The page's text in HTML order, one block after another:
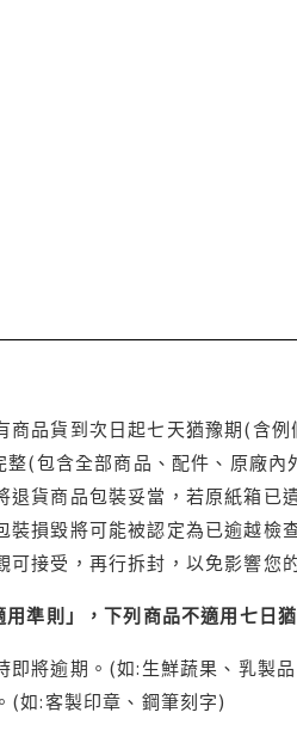
商品貨到次日起七天猶豫期(含
(包含全部商品、配件、原廠
退貨商品包裝妥當，若原紙箱
裝損毀將可能被認定為已逾越
接受，再行拆封，以免影響您
準則」，下列商品不適用七日
即將逾期。(如:生鮮蔬果、乳製
(如:客製印章、鋼筆刻字)